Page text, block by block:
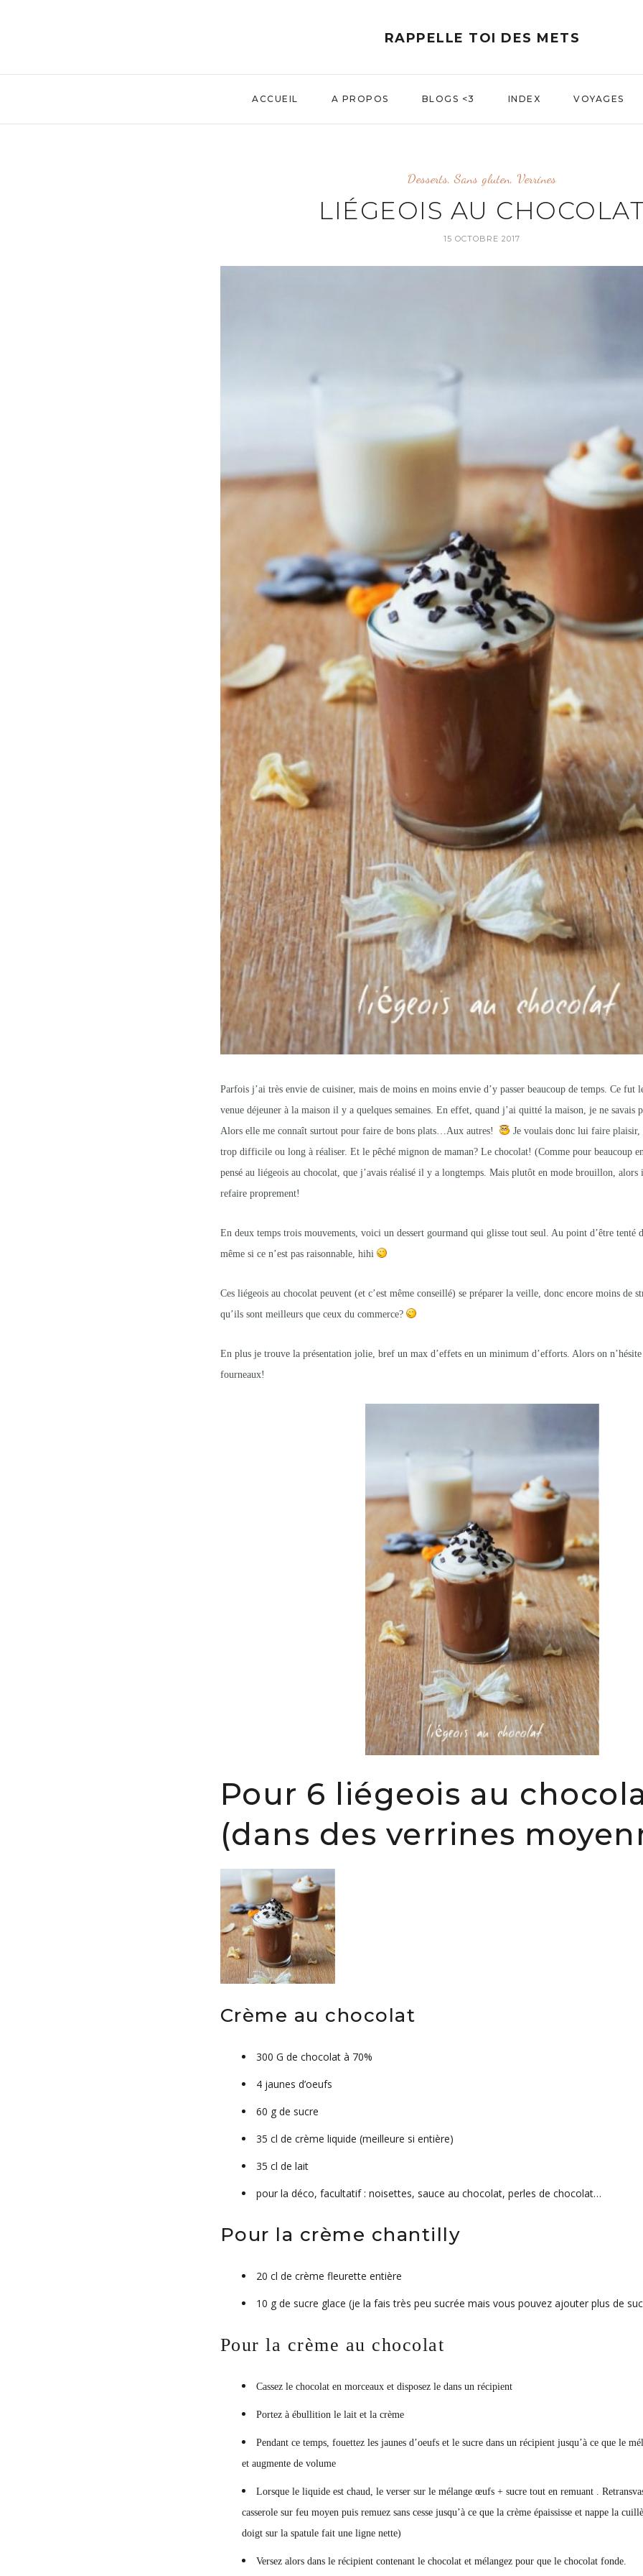
RAPPELLE TOI DES METS
ACCUEIL A PROPOS BLOGS <3 INDEX VOYAGES
Desserts,Sans gluten, Verrines
LIÉGEOIS AU
15 OCTOBRE 2017
Parfois j’ai très envie de cuisiner, mais de moins en moins envie d’y passer beaucoup de temps. Ce fut
venue déjeuner à la maison il y a quelques semaines. En effet, quand j’ai quitté la maison, je ne savais
Alors elle me connaît surtout pour faire de bons plats…Aux autres!
Je voulais donc lui faire plaisir,
trop difficile ou long à réaliser. Et le pêché mignon de maman? Le chocolat! (Comme pour beaucoup
pensé au liégeois au chocolat, que j’avais réalisé il y a longtemps. Mais plutôt en mode brouillon, alors
refaire proprement!
En deux temps trois mouvements, voici un dessert gourmand qui glisse tout seul. Au point d’être tenté
même si ce n’est pas raisonnable, hihi
Ces liégeois au chocolat peuvent (et c’est même conseillé) se préparer la veille, donc encore moins de
qu’ils sont meilleurs que ceux du commerce?
En plus je trouve la présentation jolie, bref un max d’effets en un minimum d’efforts. Alors on n’hésite
fourneaux!
Pour 6 liégeois au
(dans des verrines
Crème au chocolat
300 G de chocolat à 70%
4 jaunes d’oeufs
60 g de sucre
35 cl de crème liquide (meilleure si entière)
35 cl de lait
pour la déco, facultatif : noisettes, sauce au chocolat, perles de chocolat…
Pour la crème chantilly
20 cl de crème fleurette entière
10 g de sucre glace (je la fais très peu sucrée mais vous pouvez ajouter plus de
Pour la crème au chocolat
Cassez le chocolat en morceaux et disposez le dans un récipient
Portez à ébullition le lait et la crème
Pendant ce temps, fouettez les jaunes d’oeufs et le sucre dans un récipient jusqu’à ce que le
et augmente de volume
Lorsque le liquide est chaud, le verser sur le mélange œufs + sucre tout en remuant .
casserole sur feu moyen puis remuez sans cesse jusqu’à ce que la crème épaississe et nappe la
doigt sur la spatule fait une ligne nette)
Versez alors dans le récipient contenant le chocolat et mélangez pour que le chocolat fonde.